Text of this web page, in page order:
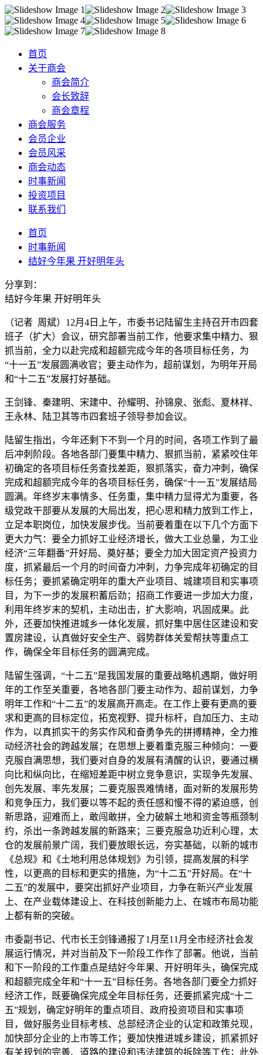
首页
关于商会
商会简介
会长致辞
商会章程
商会服务
会员企业
会员风采
商会动态
时事新闻
投资项目
联系我们
首页
时事新闻
结好今年果 开好明年头
分享到：
结好今年果 开好明年头
（记者 周斌）12月4日上午，市委书记陆留生主持召开市四套
班子（扩大）会议，研究部署当前工作，他要求集中精力、狠
抓当前，全力以赴完成和超额完成今年的各项目标任务，为
“十一五”发展圆满收官；要主动作为，超前谋划，为明年开局
和“十二五”发展打好基础。
王剑锋、秦建明、宋建中、孙耀明、孙锦泉、张彪、夏林祥、
王永林、陆卫其等市四套班子领导参加会议。
陆留生指出，今年还剩下不到一个月的时间，各项工作到了最
后冲刺阶段。各地各部门要集中精力、狠抓当前，紧紧咬住年
初确定的各项目标任务查找差距，狠抓落实，奋力冲刺，确保
完成和超额完成今年的各项目标任务，确保“十一五”发展结局
圆满。年终岁末事情多、任务重，集中精力显得尤为重要，各
级党政干部要从发展的大局出发，把心思和精力放到工作上，
立足本职岗位，加快发展步伐。当前要着重在以下几个方面下
更大力气：要全力抓好工业经济增长，做大工业总量，为工业
经济“三年翻番”开好局、奠好基；要全力加大固定资产投资力
度，抓紧最后一个月的时间奋力冲刺，力争完成年初确定的目
标任务；要抓紧确定明年的重大产业项目、城建项目和实事项
目，为下一步的发展积蓄后劲；招商工作要进一步加大力度，
利用年终岁末的契机，主动出击，扩大影响，巩固成果。此
外，还要加快推进城乡一体化发展，抓好集中居住区建设和安
置房建设，认真做好安全生产、弱势群体关爱帮扶等重点工
作，确保全年目标任务的圆满完成。
陆留生强调，“十二五”是我国发展的重要战略机遇期，做好明
年的工作至关重要，各地各部门要主动作为、超前谋划，力争
明年工作和“十二五”的发展高开高走。在工作上要有更高的要
求和更高的目标定位，拓宽视野、提升标杆，自加压力、主动
作为，以真抓实干的务实作风和奋勇争先的拼搏精神，全力推
动经济社会的跨越发展；在思想上要着重克服三种倾向：一要
克服自满思想，我们要对自身的发展有清醒的认识，要通过横
向比和纵向比，在缩短差距中树立竞争意识，实现争先发展、
创先发展、率先发展；二要克服畏难情绪，面对新的发展形势
和竞争压力，我们要以等不起的责任感和慢不得的紧迫感，创
新思路，迎难而上，敢闯敢拼，全力破解土地和资金等瓶颈制
约，杀出一条跨越发展的新路来；三要克服急功近利心理，太
仓的发展前景广阔，我们要放眼长远，夯实基础，以新的城市
《总规》和《土地利用总体规划》为引领，提高发展的科学
性，以更高的目标和更实的措施，为“十二五”开好局。在“十
二五”的发展中，要突出抓好产业项目，力争在新兴产业发展
上、在产业载体建设上、在科技创新能力上、在城市布局功能
上都有新的突破。
市委副书记、代市长王剑锋通报了1月至11月全市经济社会发
展运行情况，并对当前及下一阶段工作作了部署。他说，当前
和下一阶段的工作重点是结好今年果、开好明年头，确保完成
和超额完成全年和“十一五”目标任务。各地各部门要全力抓好
经济工作，既要确保完成全年目标任务，还要抓紧完成“十二
五”规划，确定好明年的重点项目、政府投资项目和实事项
目，做好服务业目标考核、总部经济企业的认定和政策兑现，
加快部分企业的上市等工作；要加快推进城乡建设，抓紧抓好
有关规划的完善、道路的建设和违法建筑的拆除等工作；此外